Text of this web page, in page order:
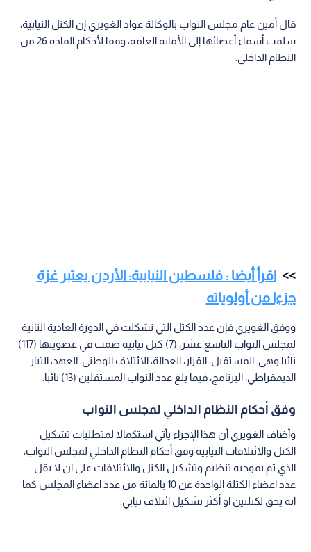
قال أمين عام مجلس النواب بالوكالة عواد الغويري إن الكتل النيابية،
سلمت أسماء أعضائها إلى الأمانة العامة، وفقا لأحكام المادة 26 من
النظام الداخلي.
اقرأ أيضا : فلسطين النيابية: الأردن يعتبر غزة
جزءا من أولوياته
ووفق الغويري فإن عدد الكتل التي تشكلت في الدورة العادية الثانية
لمجلس النواب التاسع عشر، (7) كتل نيابية ضمت في عضويتها (117)
نائبا وهي: المستقبل، القرار، العدالة، الائتلاف الوطني، العهد، التيار
الديمقراطي، البرنامج، فيما بلغ عدد النواب المستقلين (13) نائبا.
وفق أحكام النظام الداخلي لمجلس النواب
وأضاف الغويري أن هذا الإجراء يأتي استكمالا لمتطلبات تشكيل
الكتل والائتلافات النيابية وفق أحكام النظام الداخلي لمجلس النواب،
الذي تم بموجبه تنظيم وتشكيل الكتل والائتلافات على ان لا يقل
عدد اعضاء الكتلة الواحدة عن 10 بالمائة من عدد اعضاء المجلس كما
انه يحق لكتلتين او أكثر تشكيل ائتلاف نيابي.